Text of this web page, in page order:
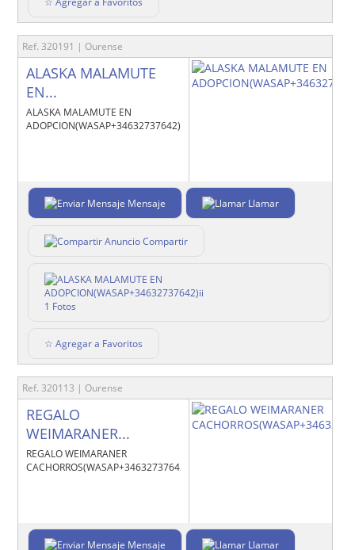
Ref. 320191 | Ourense
ALASKA MALAMUTE
EN...
ALASKA MALAMUTE EN
ADOPCION(WASAP+34632737642)ii
Mensaje Llamar
Compartir
1 Fotos
☆ Agregar a Favoritos
Ref. 320113 | Ourense
REGALO
WEIMARANER...
REGALO WEIMARANER
CACHORROS(WASAP+34632737642)oo
Mensaje Llamar